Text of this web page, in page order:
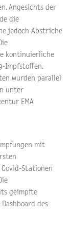
Angesichts der
die
jedoch Abstriche
kontinuierliche
Impfstoffen.
wurden parallel
unter
EMA
mit
Stationen
geimpfte
des